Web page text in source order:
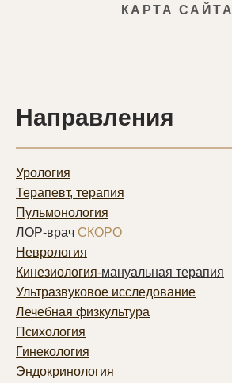
КАРТА САЙТА
Направления
Урология
Терапевт, терапия
Пульмонология
ЛОР-врач СКОРО
Неврология
Кинезиология-мануальная терапия
Ультразвуковое исследование
Лечебная физкультура
Психология
Гинекология
Эндокринология